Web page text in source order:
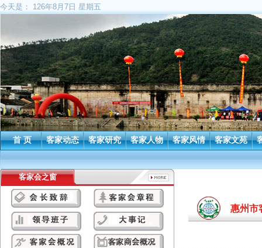
今天是： 126年8月7日 星期五
首 页 客家动态 客家研究 客家人物 客家风情 客家文苑
客家会之窗
惠州市